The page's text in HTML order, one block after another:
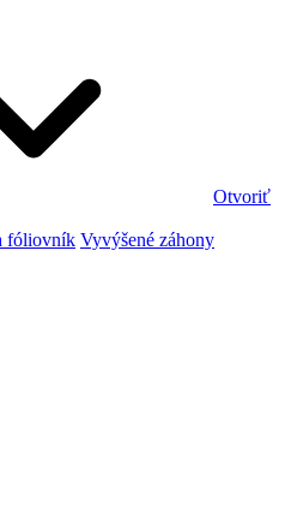
Otvoriť
fóliovník Vyvýšené záhony